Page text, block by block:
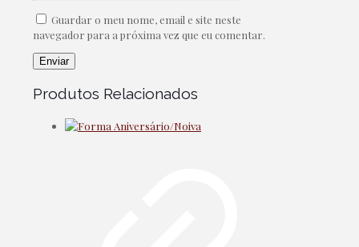
Guardar o meu nome, email e site neste
navegador para a próxima vez que eu comentar.
Produtos Relacionados